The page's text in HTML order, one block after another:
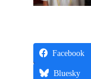
Facebook
Bluesky